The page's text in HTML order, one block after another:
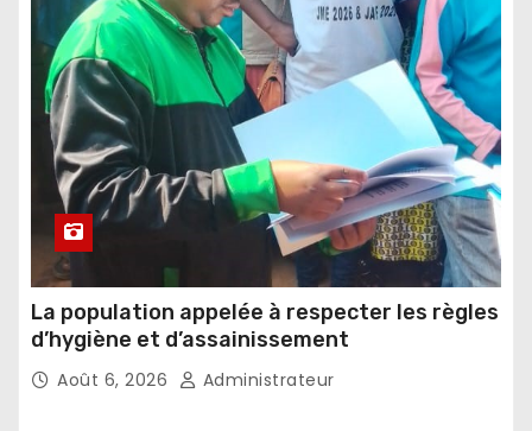
La population appelée à respecter les règles
d’hygiène et d’assainissement
Août 6, 2026 Administrateur